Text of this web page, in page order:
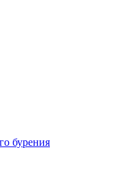
бурения